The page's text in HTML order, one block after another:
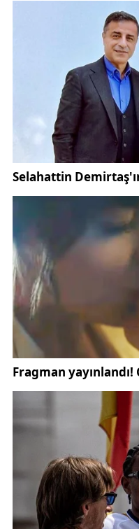
Acil durumlarda
koordinasyonunu
ekiplerinin ihbarın
ulaştığı belirtildi.
Kazanın ardından
alınırken, sağlık
altına almak için
müdahaleleri olay
ambulanslarla
Yetkililer, sürücülerin
köy yollarında trafik
etmeleri gerektiğini
hakimiyetinin
kazaların ciddi
çekti.
Kazanın kesin
ekipler tarafından
yapılan çalışmalar
güzergâhında
Sivas genelinde
asayiş
tarafından yakından
Yetkililer, kazayla
yapılacak teknik